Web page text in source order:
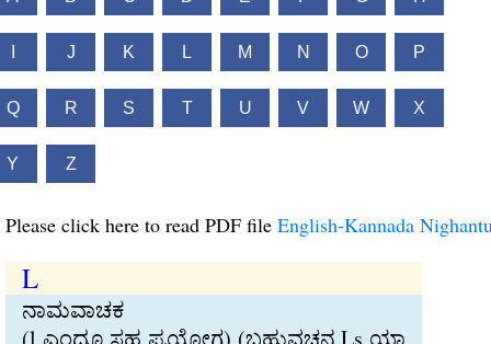
J K L M N O P
Q R S T U V W X
Y Z
Please click here to read PDF file English-Kannada
L
ನಾಮವಾಚಕ
(l ಎಂದೂ ಸಹ ಪ್ರಯೋಗ) (ಬಹುವಚನ Ls ಯಾ